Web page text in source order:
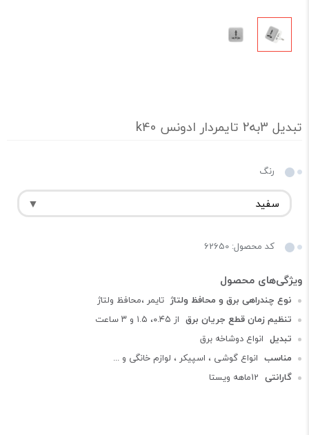
تبدیل 3به2 تایمردار ادونس k40
رنگ
کد محصول: 62650
نوع چندراهی برق و محافظ ولتاژ تایمر ،محافظ ولتاژ
تنظیم زمان قطع جریان برق از ۰.۴۵، ۱.۵ و ۳ ساعت
تبدیل انواع دوشاخه برق
مناسب انواع گوشی ، اسپیکر ، لوازم خانگی و ...
گارانتی 12ماهه ویستا